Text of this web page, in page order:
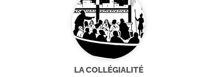
LA COLLÉGIALITÉ